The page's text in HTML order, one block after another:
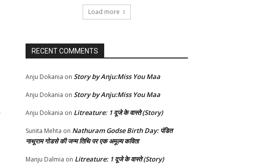
Load more
RECENT COMMENTS
Anju Dokania on Story by Anju:Miss You Maa
Anju Dokania on Story by Anju:Miss You Maa
Anju Dokania on Litreature: 1 दूजे के वास्ते (Story)
Sunita Mehta on Nathuram Godse Birth Day: पंडित
नाथूराम गोडसे की जन्म तिथि पर एक अमूल्य कविता
Manju Dalmia on Litreature: 1 दूजे के वास्ते (Story)